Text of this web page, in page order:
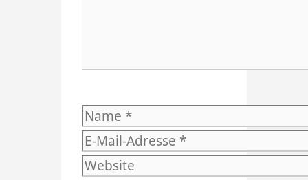
Name
E-
Mail-
Website